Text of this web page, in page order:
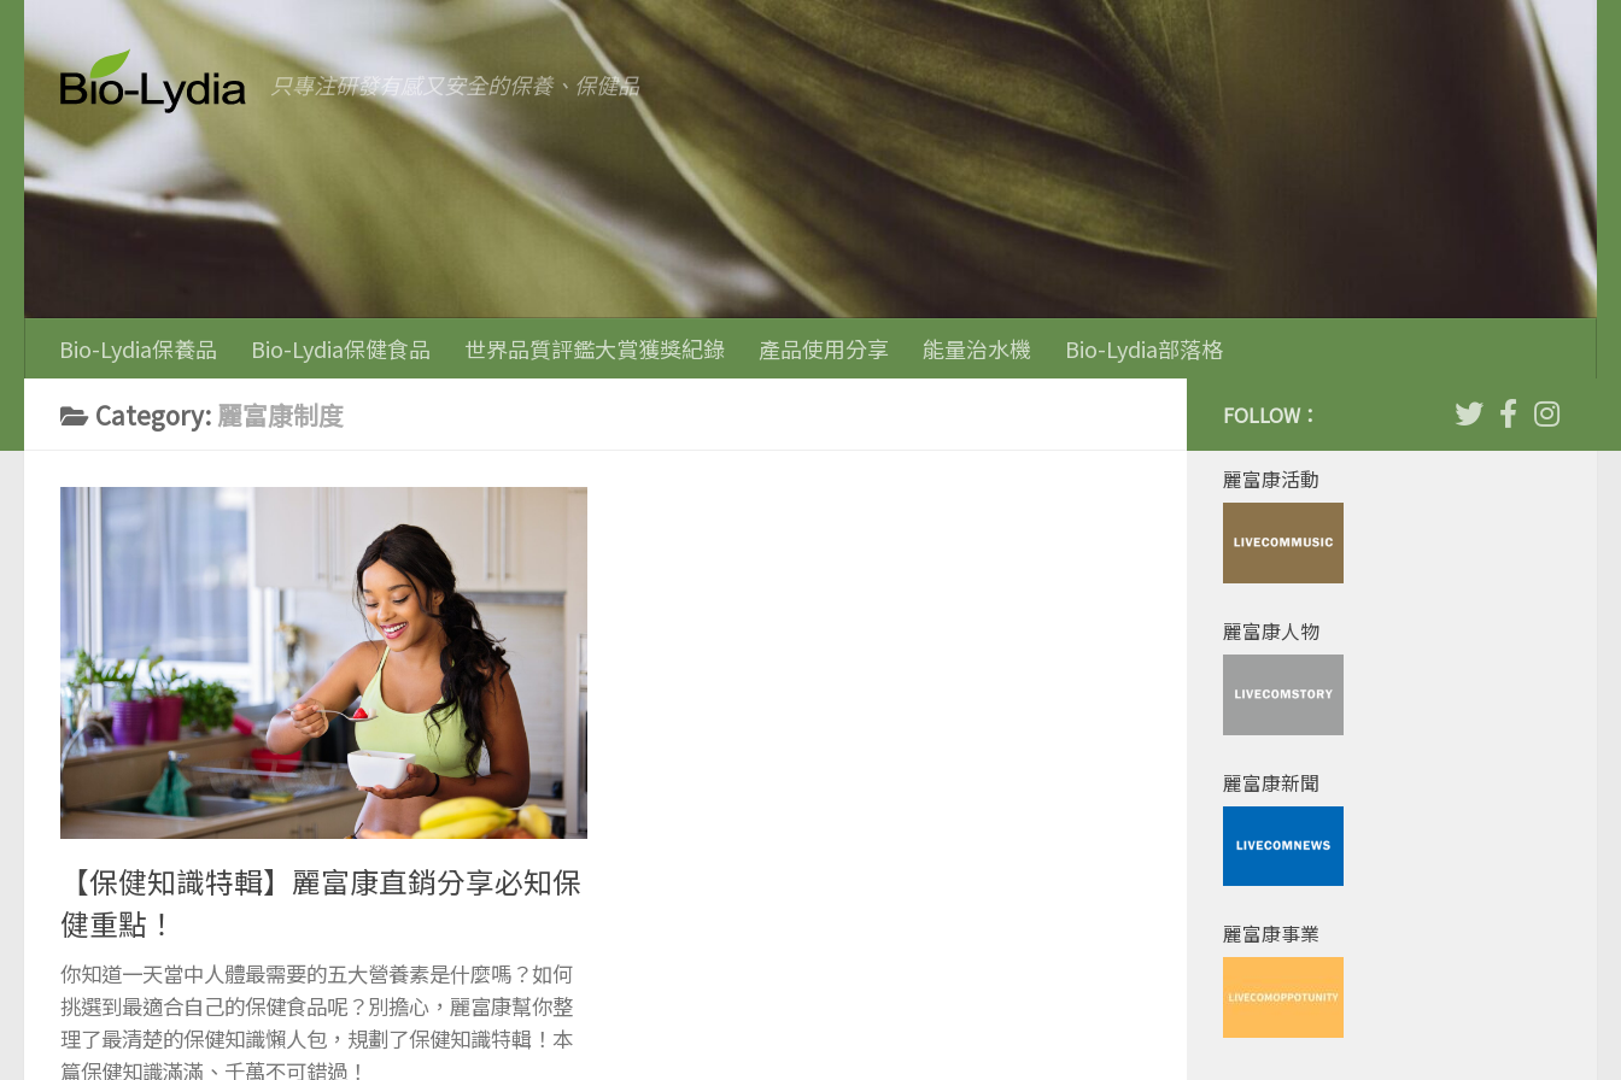
Skip to content
只專注研發有感又安全的保養、保健品
Bio-Lydia保養品 Bio-Lydia保健食品 世界品質評鑑大賞獲獎紀錄 產品使用分享 能量治水機 Bio-Lydia部落格
Category: 麗富康制度
【保健知識特輯】麗富康直銷分享必知保
健重點！
你知道一天當中人體最需要的五大營養素是什麼嗎？如何
挑選到最適合自己的保健食品呢？別擔心，麗富康幫你整
理了最清楚的保健知識懶人包，規劃了保健知識特輯！本
篇保健知識滿滿、千萬不可錯過！
FOLLOW：
麗富康活動
麗富康人物
麗富康新聞
麗富康事業